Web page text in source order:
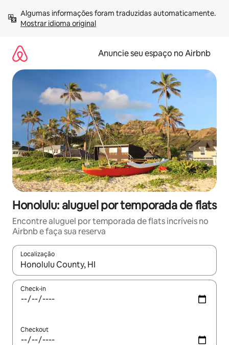
para
Mostrar idioma original
Anuncie seu espaço no Airbnb
Honolulu: aluguel por temporada de flats
Encontre aluguel por temporada de flats incríveis no
Airbnb e faça sua reserva
Localização
Quando os resultados estiverem disponíveis, explore-os
Check-in
Checkout